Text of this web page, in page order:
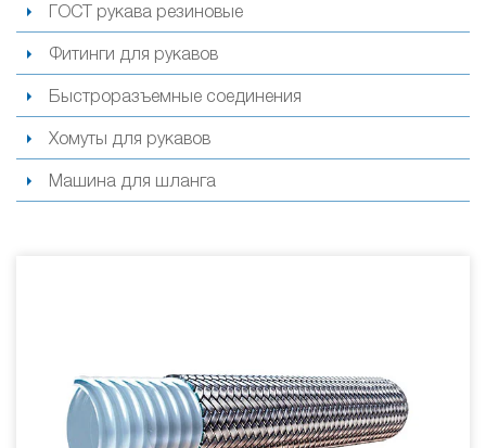
ГОСТ рукава резиновые
Фитинги для рукавов
Быстроразъемные соединения
Хомуты для рукавов
Машина для шланга